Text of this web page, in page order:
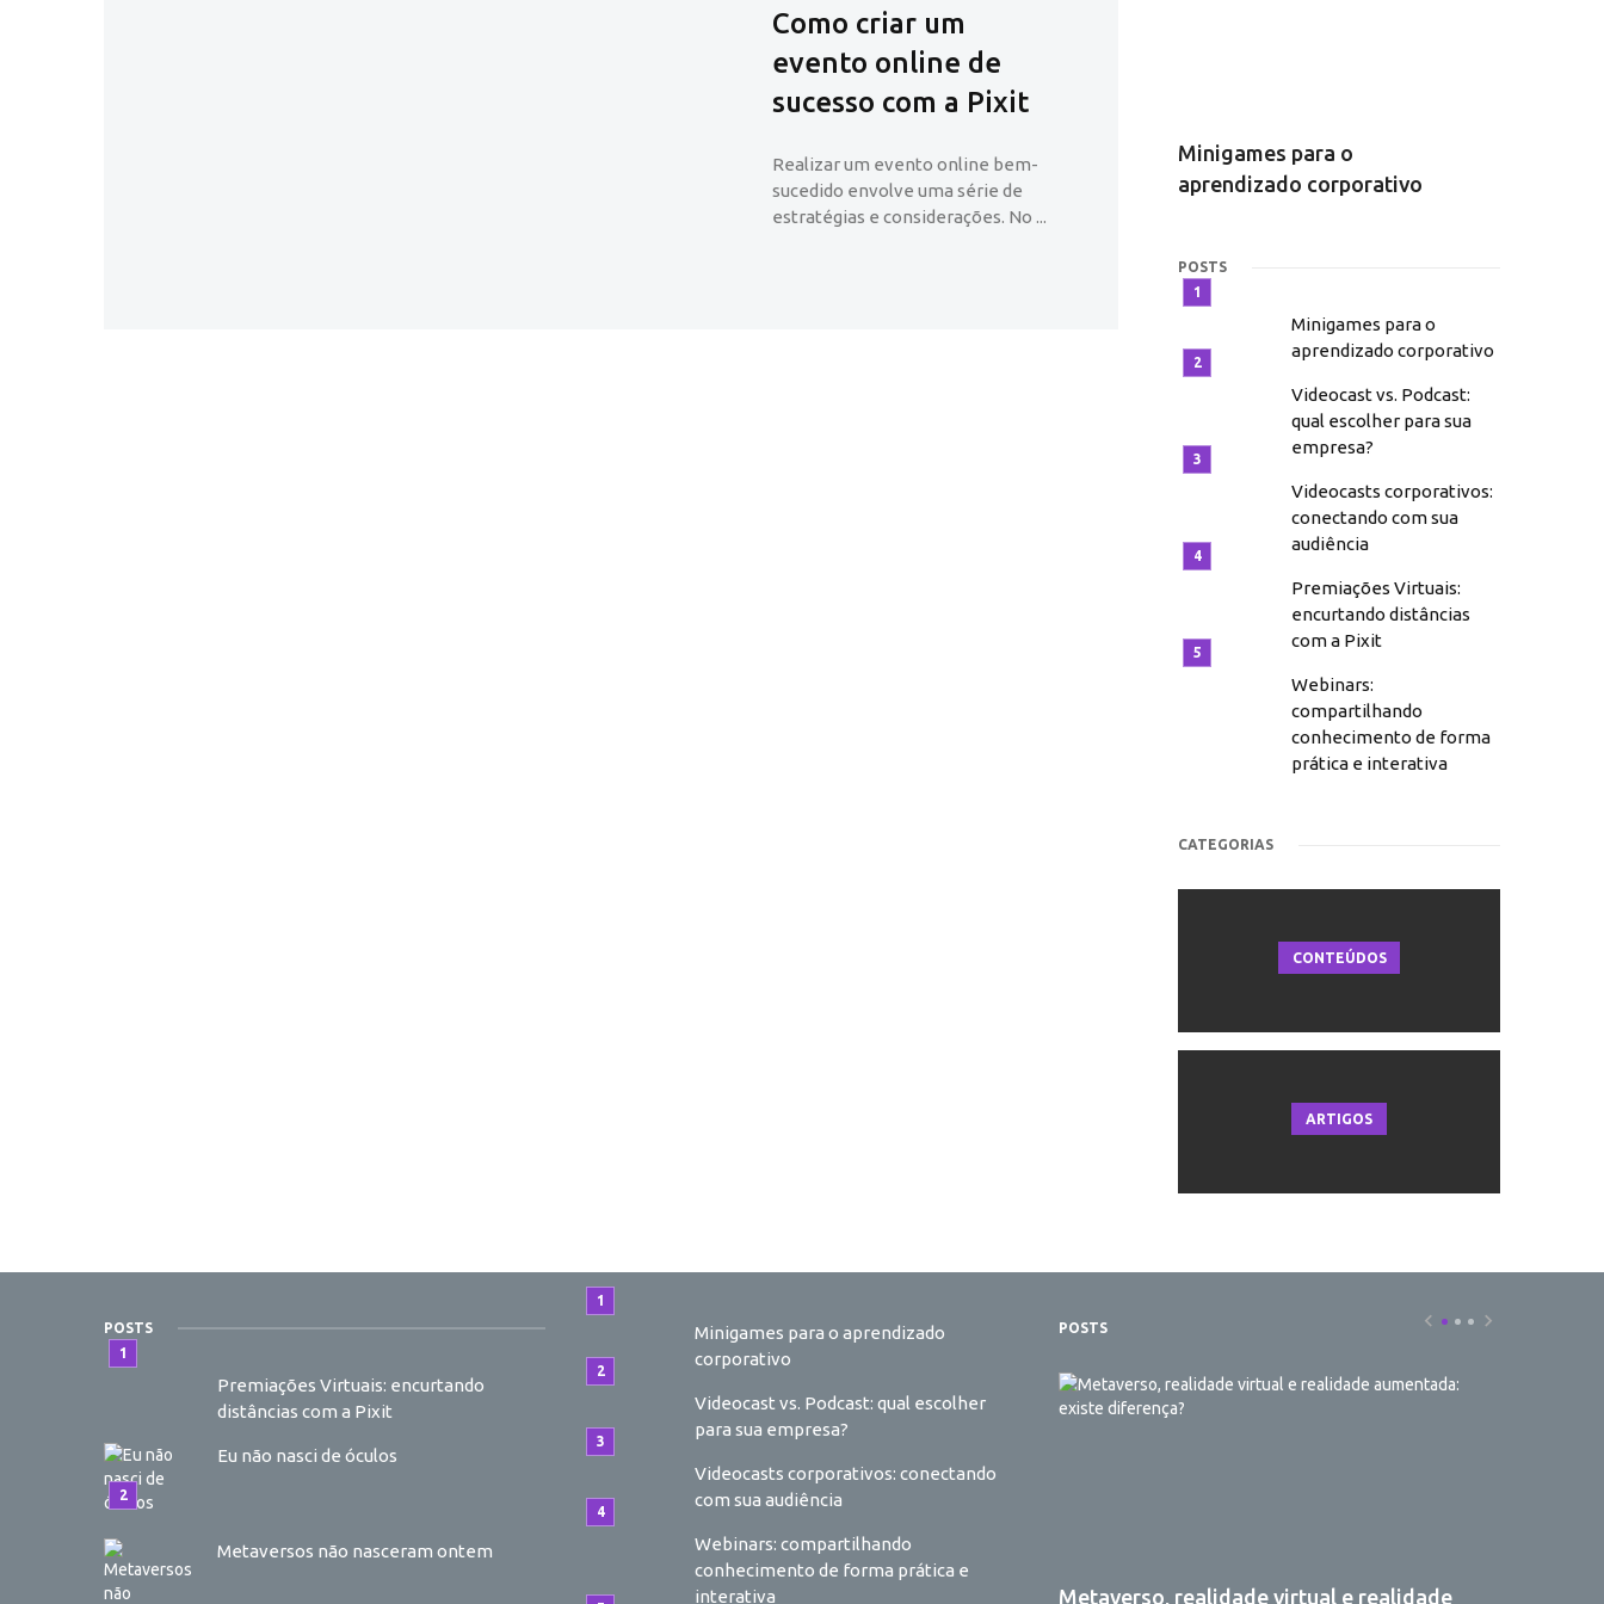
Como criar um
evento online de
sucesso com a Pixit
Realizar um evento online bem-
sucedido envolve uma série de
estratégias e considerações. No ...
Videocast vs. Podcast: qual
escolher para sua empresa?
Videocasts corporativos:
conectando com sua
audiência
Minigames para o
aprendizado corporativo
POSTS
Minigames para o
aprendizado corporativo
Videocast vs. Podcast:
qual escolher para sua
empresa?
Videocasts corporativos:
conectando com sua
audiência
Premiações Virtuais:
encurtando distâncias
com a Pixit
Webinars:
compartilhando
conhecimento de forma
prática e interativa
CATEGORIAS
CONTEÚDOS
ARTIGOS
POSTS
Premiações Virtuais: encurtando
distâncias com a Pixit
Eu não nasci de óculos
Metaversos não nasceram ontem
Minigames para o aprendizado
corporativo
Videocast vs. Podcast: qual escolher
para sua empresa?
Videocasts corporativos: conectando
com sua audiência
Webinars: compartilhando
conhecimento de forma prática e
interativa
POSTS
Videocast vs. Podcast: qual escolher Metaverso, realidade virtual e realidade